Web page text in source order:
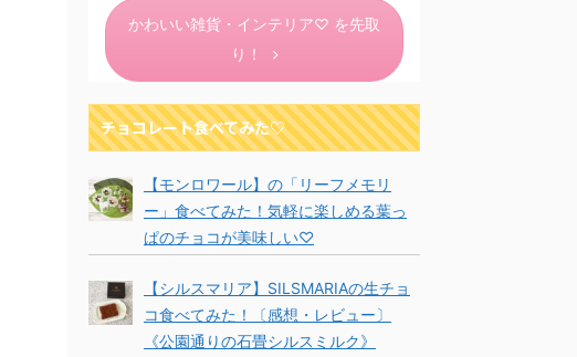
かわいい雑貨・インテリア♡ を先取
り！
チョコレート食べてみた♡
【モンロワール】の「リーフメモリ
ー」食べてみた！気軽に楽しめる葉っ
ぱのチョコが美味しい♡
【シルスマリア】SILSMARIAの生チョ
コ食べてみた！〔感想・レビュー〕
《公園通りの石畳シルスミルク》